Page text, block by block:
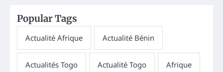
Popular Tags